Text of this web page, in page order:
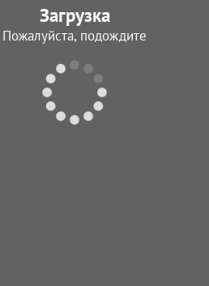
Загрузка
Пожалуйста, подождите